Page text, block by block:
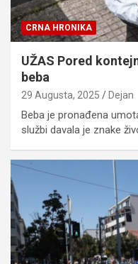
CRNA HRONIKA
UŽAS Pored
beba
29 Augusta, 2025 Dejan
Beba je pronađena
službi davala je znake